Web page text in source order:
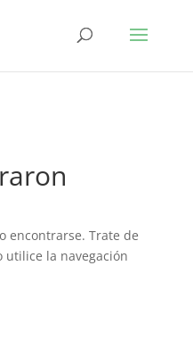
encontrarse. Trate de
utilice la navegación